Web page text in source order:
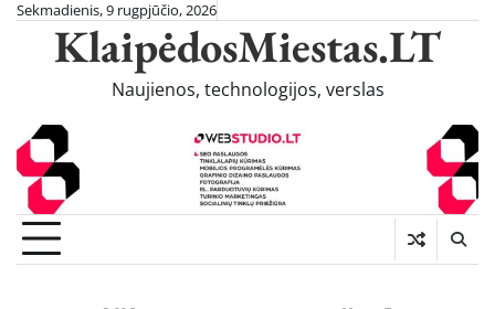
Skip
content
Sekmadienis, 9 rugpjūčio, 2026
KlaipėdosMiestas.LT
Naujienos, technologijos, verslas